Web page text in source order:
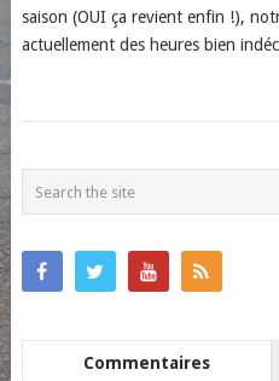
saison (OUI ça revient enfin !),
actuellement des heures bien
POSTS
NAVIGATION
Commentaires